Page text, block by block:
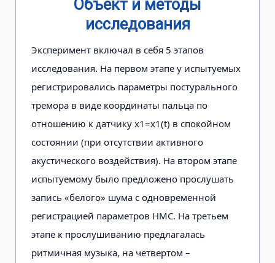
Объект и методы
исследования
Эксперимент включал в себя 5 эта­пов
исследования. На первом этапе у испытуемых
регистрировались пара­метры постурального
тремора в виде ко­ординаты пальца по
отношению к датчику х1=х1(t) в спокойном
состоянии (при отсутствии активного
акустического воздействия). На втором этапе
испы­туемому было предложено прослушать
запись «белого» шума с одновременной
регистрацией параметров НМС. На тре­тьем
этапе к прослушиванию предлагалась
ритмичная музыка, на четвертом –